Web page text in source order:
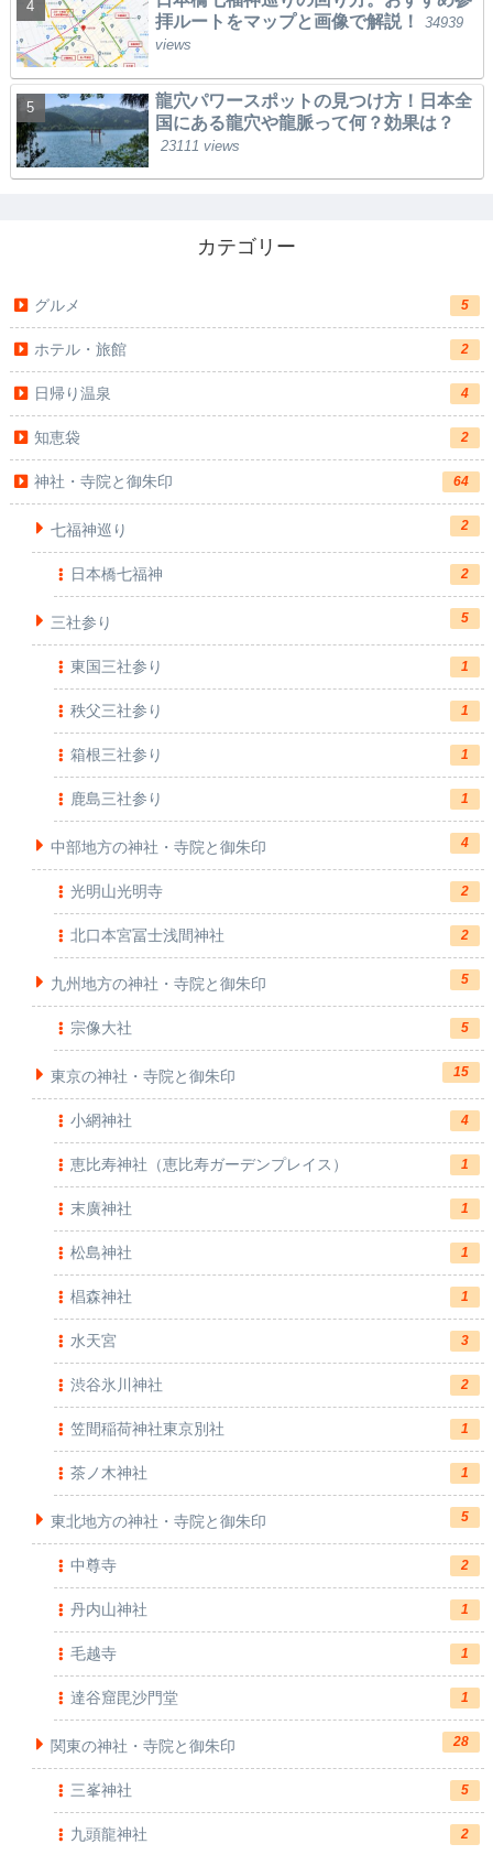
拝ルートをマップと画像で解説！
34939
views
龍穴パワースポットの見つけ方！日本全
国にある龍穴や龍脈って何？効果は？
23111 views
カテゴリー
グルメ 5
ホテル・旅館 2
日帰り温泉 4
知恵袋 2
神社・寺院と御朱印 64
七福神巡り 2
日本橋七福神 2
三社参り 5
東国三社参り 1
秩父三社参り 1
箱根三社参り 1
鹿島三社参り 1
中部地方の神社・寺院と御朱印 4
光明山光明寺 2
北口本宮冨士浅間神社 2
九州地方の神社・寺院と御朱印 5
宗像大社 5
東京の神社・寺院と御朱印 15
小網神社 4
恵比寿神社（恵比寿ガーデンプレイス） 1
末廣神社 1
松島神社 1
椙森神社 1
水天宮 3
渋谷氷川神社 2
笠間稲荷神社東京別社 1
茶ノ木神社 1
東北地方の神社・寺院と御朱印 5
中尊寺 2
丹内山神社 1
毛越寺 1
達谷窟毘沙門堂 1
関東の神社・寺院と御朱印 28
三峯神社 5
九頭龍神社 2